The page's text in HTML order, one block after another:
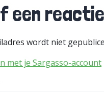
een reactie
wordt niet
met je Sargasso-account